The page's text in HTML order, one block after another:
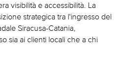
visibilità e accessibilità. La
strategica tra l'ingresso del
Siracusa-Catania,
sia ai clienti locali che a chi